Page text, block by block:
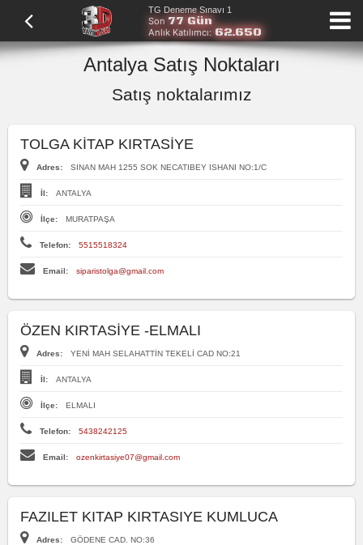
TG Deneme Sınavı 1
Son 77 Gün
Anlık Katılımcı: 62.650
Antalya Satış Noktaları
Satış noktalarımız
TOLGA KİTAP KIRTASİYE
Adres: SINAN MAH 1255 SOK NECATIBEY ISHANI NO:1/C
İl: ANTALYA
İlçe: MURATPAŞA
Telefon: 5515518324
Email: siparistolga@gmail.com
ÖZEN KIRTASİYE -ELMALI
Adres: YENİ MAH SELAHATTİN TEKELİ CAD NO:21
İl: ANTALYA
İlçe: ELMALI
Telefon: 5438242125
Email: ozenkirtasiye07@gmail.com
FAZILET KITAP KIRTASIYE KUMLUCA
Adres: GÖDENE CAD. NO:36